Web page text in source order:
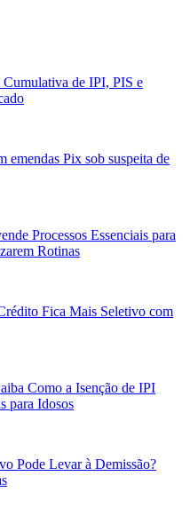
de IPI, PIS e
emendas Pix sob suspeita de
Processos Essenciais para
Rotinas
Fica Mais Seletivo com
Como a Isenção de IPI
para Idosos
Pode Levar à Demissão?